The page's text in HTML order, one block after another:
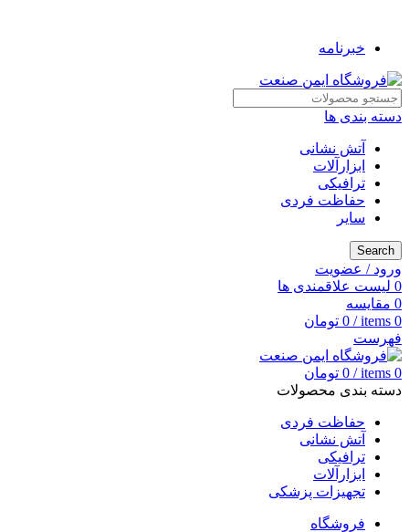
خبرنامه
دسته بندی ها
آتش نشانی
ابزارآلات
ترافیکی
حفاظت فردی
سایر
Search
ورود / عضویت
0 لیست علاقمندی ها
0 مقایسه
0
items
/
0 تومان
فهرست
0
items
/
0 تومان
دسته بندی محصولات
حفاظت فردی
آتش نشانی
ترافیکی
ابزارآلات
تجهیزات پزشکی
فروشگاه